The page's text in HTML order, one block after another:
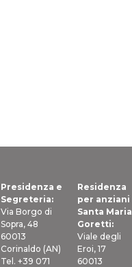
Presidenza e
Segreteria:
Via Borgo di
Sopra, 48
60013
Corinaldo (AN)
Tel. +39 071
Residenza
per anziani
Santa Maria
Goretti:
Viale degli
Eroi, 17
60013